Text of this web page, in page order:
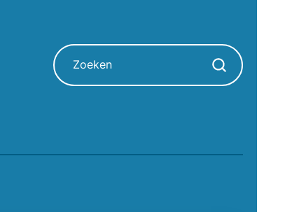
Zoeken
Zoekopdracht